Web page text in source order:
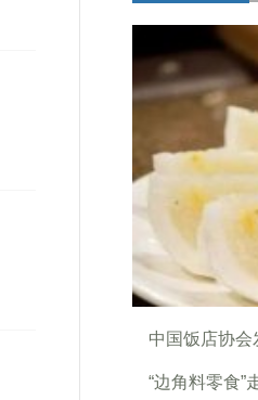
中国饭店协会
“边角料零食”